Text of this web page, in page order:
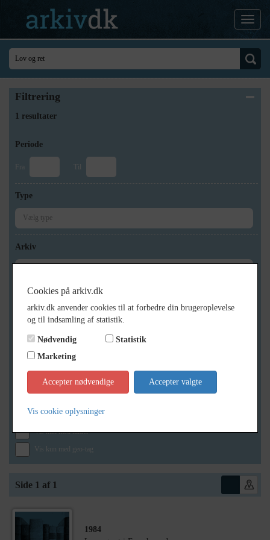
Filtrering
1 resultater
Periode
Fra Til
Type
Arkiv
Geografi
Generelt
Vis kun med billeder
Vis kun med lydklip
Vis kun med kilder
Vis kun med geo-tag
Side 1 af 1
1984
Cookies på arkiv.dk
arkiv.dk anvender cookies til at forbedre din brugeroplevelse
og til indsamling af statistik.
Nødvendig
Statistik
Marketing
Accepter nødvendige Accepter valgte
Vis cookie oplysninger